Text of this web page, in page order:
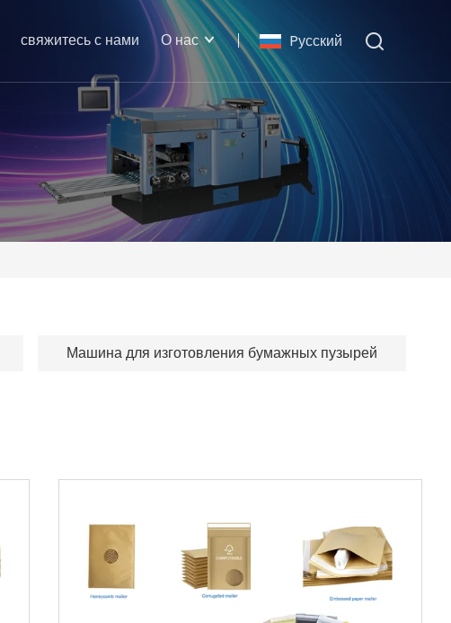
Pусский
свяжитесь с нами О нас
Машина для изготовления бумажных пузырей